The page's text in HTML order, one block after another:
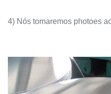
4) Nós tomaremos photoes